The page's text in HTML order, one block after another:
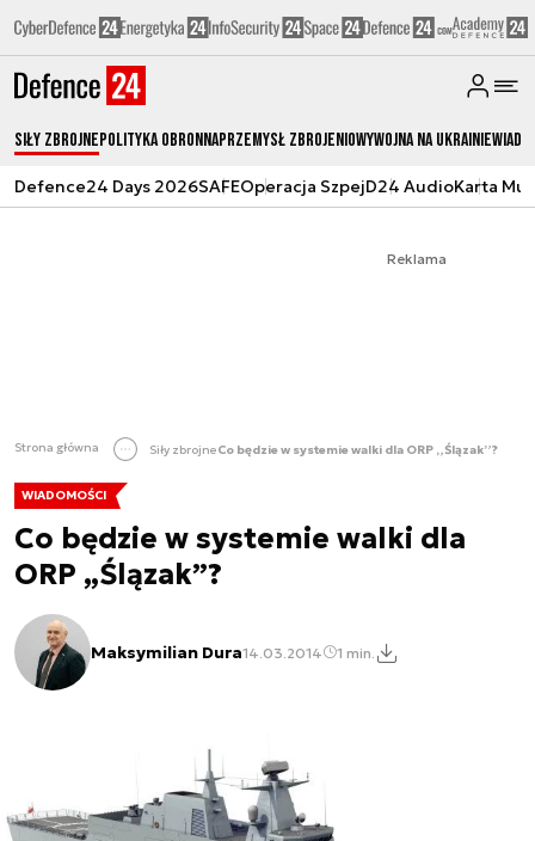
Siły zbrojnePolityka obronnaPrzemysł ZbrojeniowyWojna na Ukrainie
Defence24 Days 2026SAFEOperacja SzpejD24 AudioKarta
Reklama
Strona główna Siły zbrojneCo będzie w systemie walki dla ORP „Ślązak”?
WIADOMOŚCI
Co będzie w systemie walki dla
ORP „Ślązak”?
Maksymilian Dura14.03.2014 1 min.